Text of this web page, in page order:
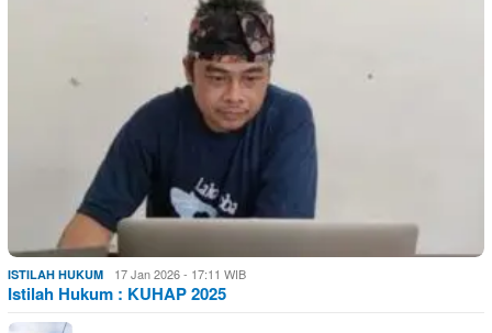
ISTILAH HUKUM 17 Jan 2026 - 17:11 WIB
Istilah Hukum : KUHAP 2025